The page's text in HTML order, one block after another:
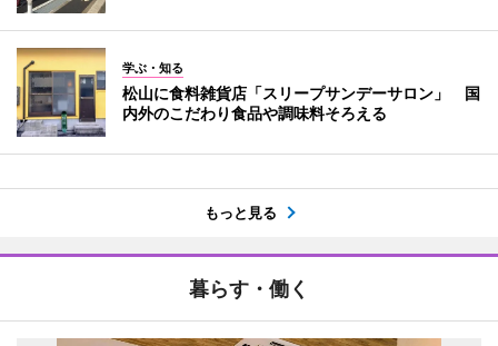
学ぶ・知る
松山に食料雑貨店「スリープサンデーサロン」 国
内外のこだわり食品や調味料そろえる
もっと見る
暮らす・働く